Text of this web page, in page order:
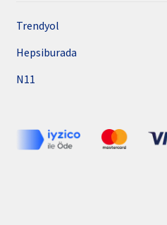
Trendyol
Hepsiburada
N11